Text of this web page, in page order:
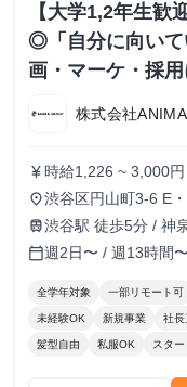
【大学1,2年生歓
◎「自分に向いて
画・マーケ・採
株式会社
currency_yen 時給1,226 ~ 3,000
place渋谷区円山町3-6 E
train渋谷駅 徒歩5分 / 神
calendar_today週2日〜 / 週13時間〜
全学年対象 一部リモート可
未経験OK 新規事業 社長
髪型自由 私服OK スタ